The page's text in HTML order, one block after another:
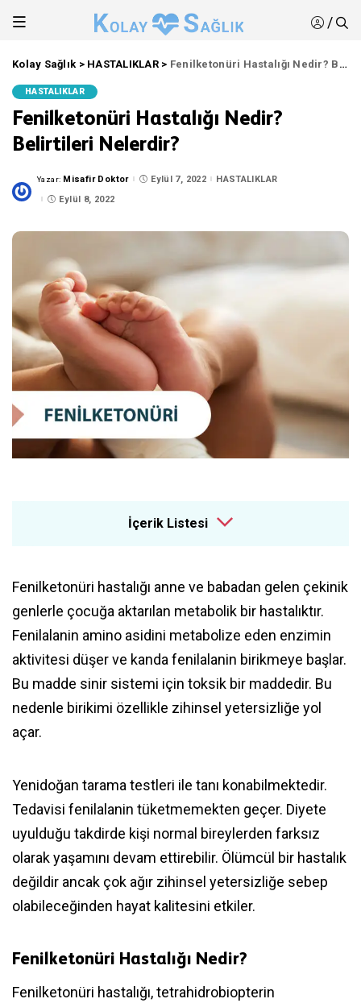
/
Kolay Sağlık> HASTALIKLAR > Fenilketonüri Hastalığı Nedir? Belirtileri Nelerdir?
HASTALIKLAR
Fenilketonüri Hastalığı Nedir?
Belirtileri Nelerdir?
Posted
Yazar: Misafir Doktor Eylül 7, 2022
HASTALIKLAR
Eylül 8, 2022
İçerik Listesi
Fenilketonüri hastalığı anne ve babadan gelen çekinik
genlerle çocuğa aktarılan metabolik bir hastalıktır.
Fenilalanin amino asidini metabolize eden enzimin
aktivitesi düşer ve kanda fenilalanin birikmeye başlar.
Bu madde sinir sistemi için toksik bir maddedir. Bu
nedenle birikimi özellikle zihinsel yetersizliğe yol
açar.
Yenidoğan tarama testleri ile tanı konabilmektedir.
Tedavisi fenilalanin tüketmemekten geçer. Diyete
uyulduğu takdirde kişi normal bireylerden farksız
olarak yaşamını devam ettirebilir. Ölümcül bir hastalık
değildir ancak çok ağır zihinsel yetersizliğe sebep
olabileceğinden hayat kalitesini etkiler.
Fenilketonüri Hastalığı Nedir?
Fenilketonüri hastalığı, tetrahidrobiopterin